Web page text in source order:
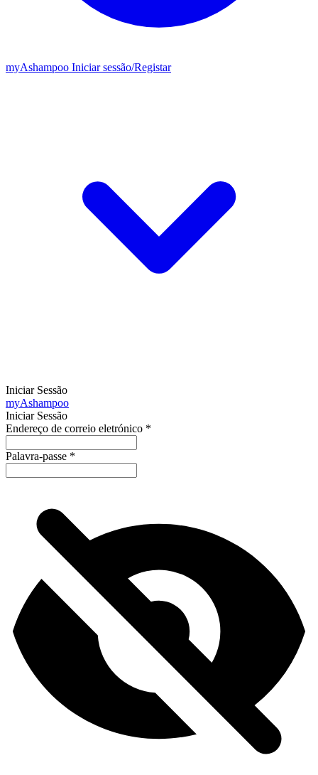
myAshampoo Iniciar sessão/Registar
Iniciar Sessão
myAshampoo
Iniciar Sessão
Endereço de correio eletrónico *
Palavra-passe *